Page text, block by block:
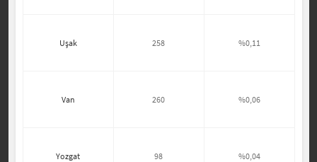
Uşak 258 %0,11
Van 260 %0,06
Yozgat 98 %0,04